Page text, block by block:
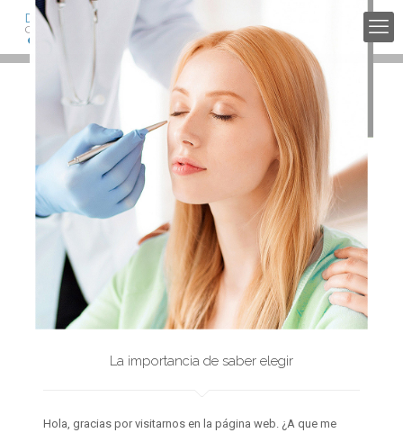
La importancia de saber elegir
Hola, gracias por visitarnos en la página web. ¿A que me